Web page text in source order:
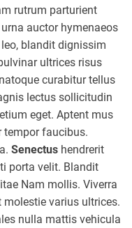
rutrum parturient
auctor hymenaeos
blandit dignissim
ultrices risus
curabitur tellus
lectus sollicitudin
eget. Aptent mus
tempor faucibus.
Senectus hendrerit
porta velit. Blandit
Nam mollis. Viverra
varius ultrices.
nulla mattis vehicula